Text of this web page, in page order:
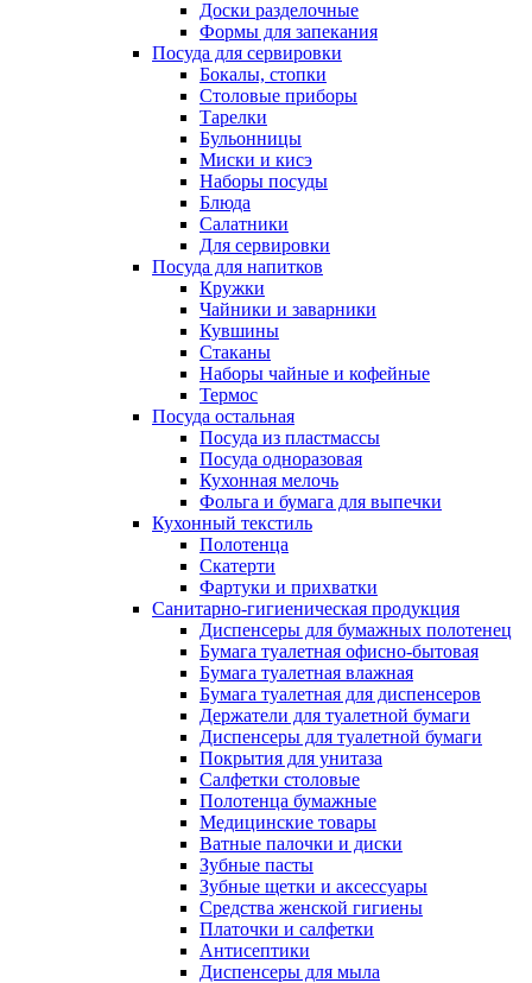
Доски разделочные
Формы для запекания
Посуда для сервировки
Бокалы, стопки
Столовые приборы
Тарелки
Бульонницы
Миски и кисэ
Наборы посуды
Блюда
Салатники
Для сервировки
Посуда для напитков
Кружки
Чайники и заварники
Кувшины
Стаканы
Наборы чайные и кофейные
Термос
Посуда остальная
Посуда из пластмассы
Посуда одноразовая
Кухонная мелочь
Фольга и бумага для выпечки
Кухонный текстиль
Полотенца
Скатерти
Фартуки и прихватки
Санитарно-гигиеническая продукция
Диспенсеры для бумажных полотенец
Бумага туалетная офисно-бытовая
Бумага туалетная влажная
Бумага туалетная для диспенсеров
Держатели для туалетной бумаги
Диспенсеры для туалетной бумаги
Покрытия для унитаза
Салфетки столовые
Полотенца бумажные
Медицинские товары
Ватные палочки и диски
Зубные пасты
Зубные щетки и аксессуары
Средства женской гигиены
Платочки и салфетки
Антисептики
Диспенсеры для мыла